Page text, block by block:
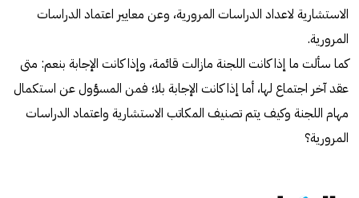
الاستشارية لاعداد الدراسات المرورية، وعن معايير اعتماد الدراسات
المرورية.
كما سألت ما إذا كانت اللجنة مازالت قائمة، وإذا كانت الإجابة بنعم: متى
عقد آخر اجتماع لها، أما إذا كانت الإجابة بلا؛ فمن المسؤول عن استكمال
مهام اللجنة وكيف يتم تصنيف المكاتب الاستشارية واعتماد الدراسات
المرورية؟